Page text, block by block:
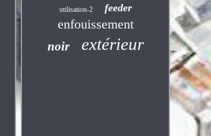
utilisation-2 feeder
enfouissement
noir extérieur